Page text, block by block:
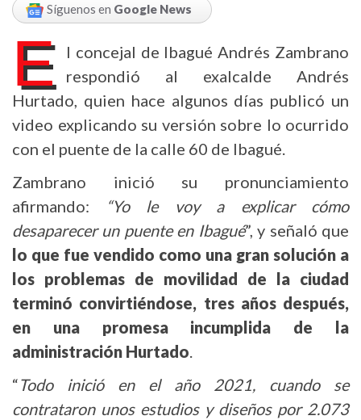
Síguenos en Google News
E
l concejal de Ibagué Andrés Zambrano
respondió al exalcalde Andrés
Hurtado, quien hace algunos días publicó un
video explicando su versión sobre lo ocurrido
con el puente de la calle 60 de Ibagué.
Zambrano inició su pronunciamiento
afirmando:
“Yo le voy a explicar cómo
desaparecer un puente en Ibagué”, y señaló que
lo que fue vendido como una gran solución a
los problemas de movilidad de la ciudad
terminó convirtiéndose, tres años después,
en una promesa incumplida de la
administración Hurtado.
“Todo inició en el año 2021, cuando se
contrataron unos estudios y diseños por 2.073